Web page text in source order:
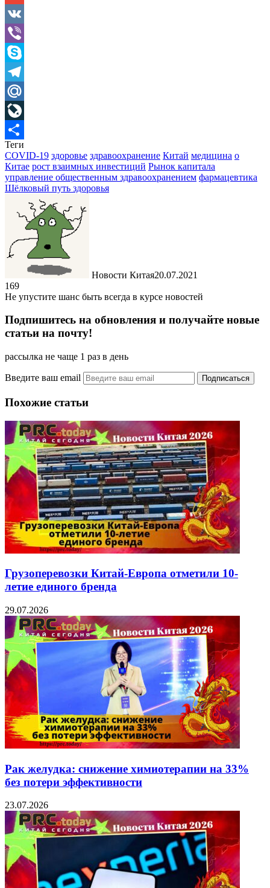
Gmail
VK
Viber
Skype
Telegram
Mail.Ru
LiveJournal
Отправить
Теги
COVID-19 здоровье здравоохранение Китай медицина о
Китае рост взаимных инвестиций Рынок капитала
управление общественным здравоохранением фармацевтика
Шёлковый путь здоровья
Новости Китая20.07.2021
169
Не упустите шанс быть всегда в курсе новостей
Подпишитесь на обновления и получайте новые
статьи на почту!
рассылка не чаще 1 раз в день
Введите ваш email
Похожие статьи
Грузоперевозки Китай-Европа отметили 10-
летие единого бренда
29.07.2026
Рак желудка: снижение химиотерапии на 33%
без потери эффективности
23.07.2026